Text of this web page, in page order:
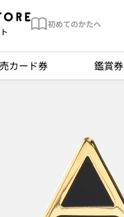
初めてのかたへ
カード券 鑑賞券